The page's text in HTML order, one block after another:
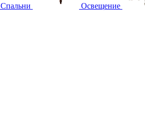
Спальни Освещение